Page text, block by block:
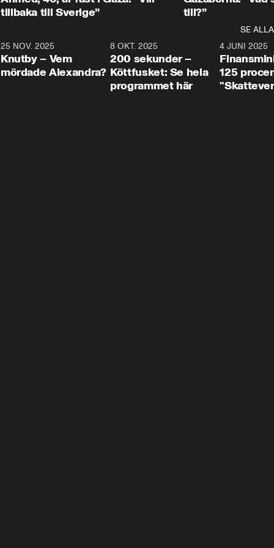
tillbaka till Sverige”
till?”
SE ALLA
31:05
25 NOV. 2025
Knutby – Vem
mördade Alexandra?
4:29
8 OKT. 2025
200 sekunder –
Köttfusket: Se hela
programmet här
4 JUNI 2025
125